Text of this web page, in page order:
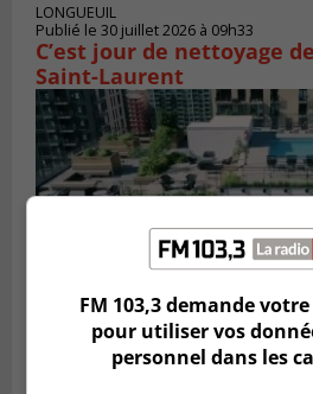
LONGUEUIL
Publié le 30 juillet 2026 à 09h33
C’est jour de nettoyage
Saint-Laurent
FM 103,3 demande
pour utiliser vos
personnel dans les